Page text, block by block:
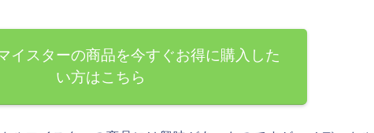
イスターの商品を今すぐお得に購入した
い方はこちら